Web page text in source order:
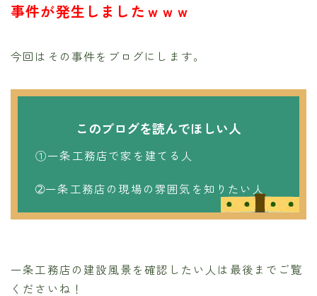
事件が発生しましたｗｗｗ
今回はその事件をブログにします。
このブログを読んでほしい人
①一条工務店で家を建てる人
➁一条工務店の現場の雰囲気を知りたい人
一条工務店の建設風景を確認したい人は最後までご覧
くださいね！